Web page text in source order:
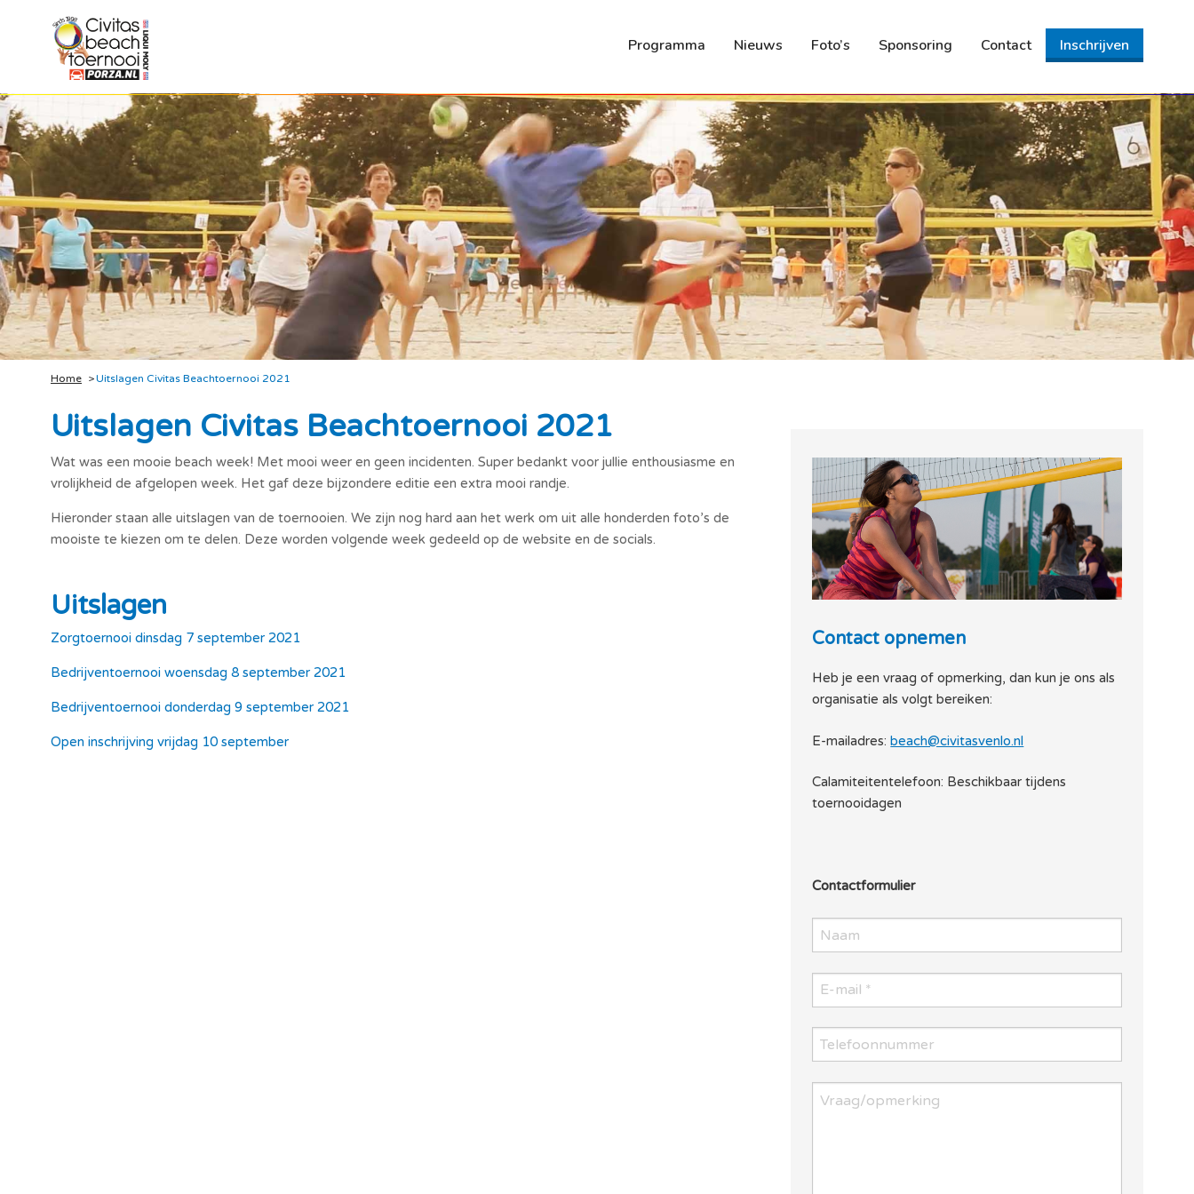
Programma Nieuws Foto’s Sponsoring Contact Inschrijven
Home Uitslagen Civitas Beachtoernooi 2021
Contact opnemen
Heb je een vraag of opmerking, dan kun je ons als
organisatie als volgt bereiken:
E-mailadres:beach@civitasvenlo.nl
Calamiteitentelefoon: Beschikbaar tijdens
toernooidagen
Contactformulier
Uitslagen Civitas Beachtoernooi 2021
Wat was een mooie beach week! Met mooi weer en geen incidenten. Super bedankt voor jullie enthousiasme en
vrolijkheid de afgelopen week. Het gaf deze bijzondere editie een extra mooi randje.
Hieronder staan alle uitslagen van de toernooien. We zijn nog hard aan het werk om uit alle honderden foto’s de
mooiste te kiezen om te delen. Deze worden volgende week gedeeld op de website en de socials.
Uitslagen
Zorgtoernooi dinsdag 7 september 2021
Bedrijventoernooi woensdag 8 september 2021
Bedrijventoernooi donderdag 9 september 2021
Open inschrijving vrijdag 10 september